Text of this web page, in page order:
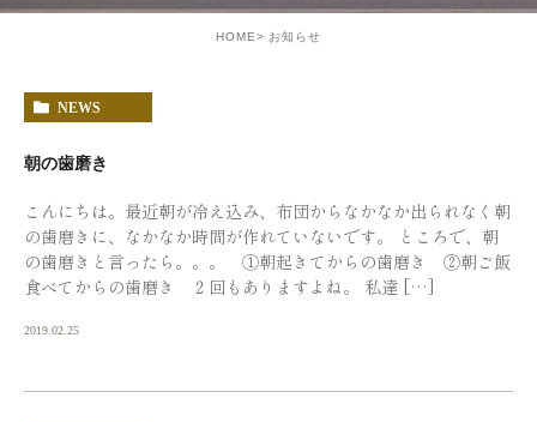
HOME お知らせ
NEWS
朝の歯磨き
こんにちは。最近朝が冷え込み、布団からなかなか出られなく朝
の歯磨きに、なかなか時間が作れていないです。 ところで、朝
の歯磨きと言ったら。。。 ①朝起きてからの歯磨き ②朝ご飯
食べてからの歯磨き ２回もありますよね。 私達 […]
2019.02.25